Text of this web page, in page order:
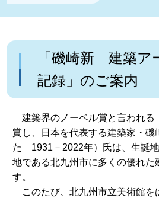
「磯崎新 建築ア
記録」のご案内
建築界のノーベル賞と言われる
賞し、日本を代表する建築家・磯
た 1931－2022年）氏は、生誕
地である北九州市に多くの優れた
す。
このたび、北九州市立美術館を